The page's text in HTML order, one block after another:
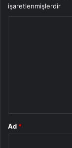
işaretlenmişlerdir
Ad *